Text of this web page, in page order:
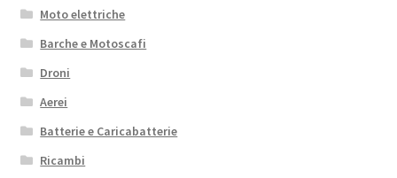
Moto elettriche
Barche e Motoscafi
Droni
Aerei
Batterie e Caricabatterie
Ricambi